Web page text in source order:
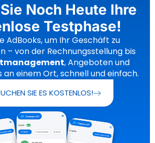
Noch Heute Ihre
Testphase!
AdBooks, um Ihr Geschäft zu
– von der Rechnungsstellung bis
, Angeboten und
an einem Ort, schnell und einfach.
SIE ES KOSTENLOS!